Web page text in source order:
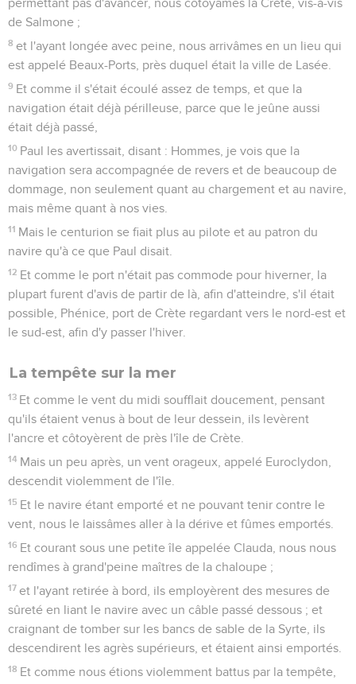
Seuls les Évangiles sont disponibles en vidéo pour le moment.
Paul dans l'île de Malte
1
Et ayant été sauvés, alors nous apprîmes que l'île s'appelait
Et les barbares usèrent d'une humanité peu ordinaire
envers nous, car ayant allumé un feu, ils nous reçurent tous,
à cause de la pluie qui tombait et à cause du froid.
les ayant mises sur le feu, une vipère sortit de la chaleur et
s'attacha à sa main.
Et quand les barbares virent la bête suspendue à sa main,
ils se dirent l'un à l'autre : Assurément, cet homme est un
meurtrier, puisque, après avoir été sauvé de la mer, Némésis
n'a pas permis qu'il vécût.
Lui donc, ayant secoué la bête dans le feu, n'en souffrit
aucun mal ;
et ils s'attendaient à ce qu'il enflerait ou tomberait mort
subitement. Mais quand ils eurent longtemps attendu et
qu'ils eurent vu qu'il ne lui arrivait rien d'extraordinaire,
changeant de sentiment, ils dirent que c'était un dieu.
7
du premier de l'île, nommé Publius, qui nous reçut, et nous
logea durant trois jours avec beaucoup de bonté.
8
Et il arriva que le père de Publius était là couché, souffrant
beaucoup de la fièvre et de la dysenterie ; et Paul, étant
entré auprès de lui, pria et lui imposa les mains et le guérit.
9 Mais ceci étant arrivé, les autres malades aussi qui se
trouvaient dans l'île vinrent et furent guéris.
10
Et ceux-ci nous firent aussi de grands honneurs, et à notre
départ nous fournirent ce qui nous était nécessaire.